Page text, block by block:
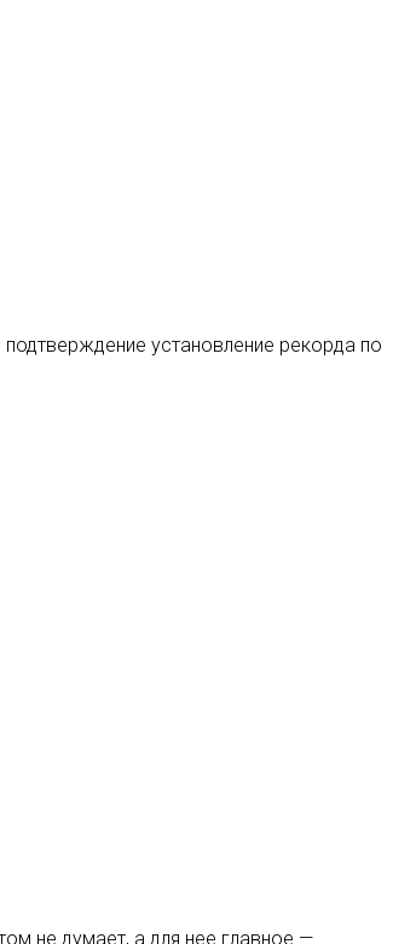
установление рекорда по
не думает, а для нее главное —